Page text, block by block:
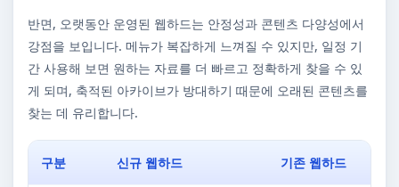
반면, 오랫동안 운영된 웹하드는 안정성과 콘텐츠 다양성에서
강점을 보입니다. 메뉴가 복잡하게 느껴질 수 있지만, 일정 기
간 사용해 보면 원하는 자료를 더 빠르고 정확하게 찾을 수 있
게 되며, 축적된 아카이브가 방대하기 때문에 오래된 콘텐츠를
찾는 데 유리합니다.
구분 신규 웹하드 기존 웹하드